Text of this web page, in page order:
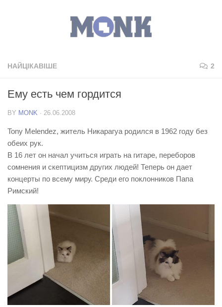
НАЙЦІКАВІШЕ 2
Ему есть чем гордится
BY MONK · 26.06.2008
Tony Melendez, житель Никарагуа родился в 1962 году без
обеих рук.
В 16 лет он начал учиться играть на гитаре, переборов
сомнения и скептицизм других людей! Теперь он дает
концерты по всему миру. Среди его поклонников Папа
Римский!